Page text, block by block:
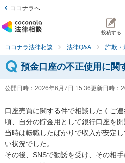
ココナラへ
投稿する
ココナラ法律相談 法律Q&A 詐欺・
預金口座の不正使用に関
公開日時： 2026年6月7日 15:36更新日時：
口座売買に関する件で相談したくご
頃、自分の貯金用として銀行口座を開
当時は転職したばかりで収入が安定
い状況でした。
その後、SNSで勧誘を受け、その相